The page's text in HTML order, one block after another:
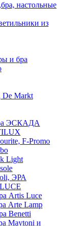
настольные
из
и бра
Markt
ЭСКАДА
F-Promo
Light
ЭРА
Artis Luce
Arte Lamp
Benetti
Maytoni и